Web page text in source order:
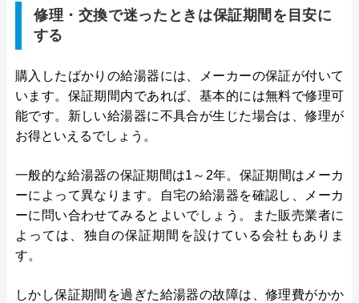
修理・交換で迷ったときは保証期間を目安に
する
購入したばかりの給湯器には、メーカーの保証が付いて
います。保証期間内であれば、基本的には無料で修理可
能です。新しい給湯器に不具合が生じた場合は、修理が
お得といえるでしょう。
一般的な給湯器の保証期間は1～2年。保証期間はメーカ
ーによって異なります。自宅の給湯器を確認し、メーカ
ーに問い合わせてみるとよいでしょう。また販売業者に
よっては、独自の保証期間を設けている会社もありま
す。
しかし保証期間を過ぎた給湯器の故障は、修理費がかか